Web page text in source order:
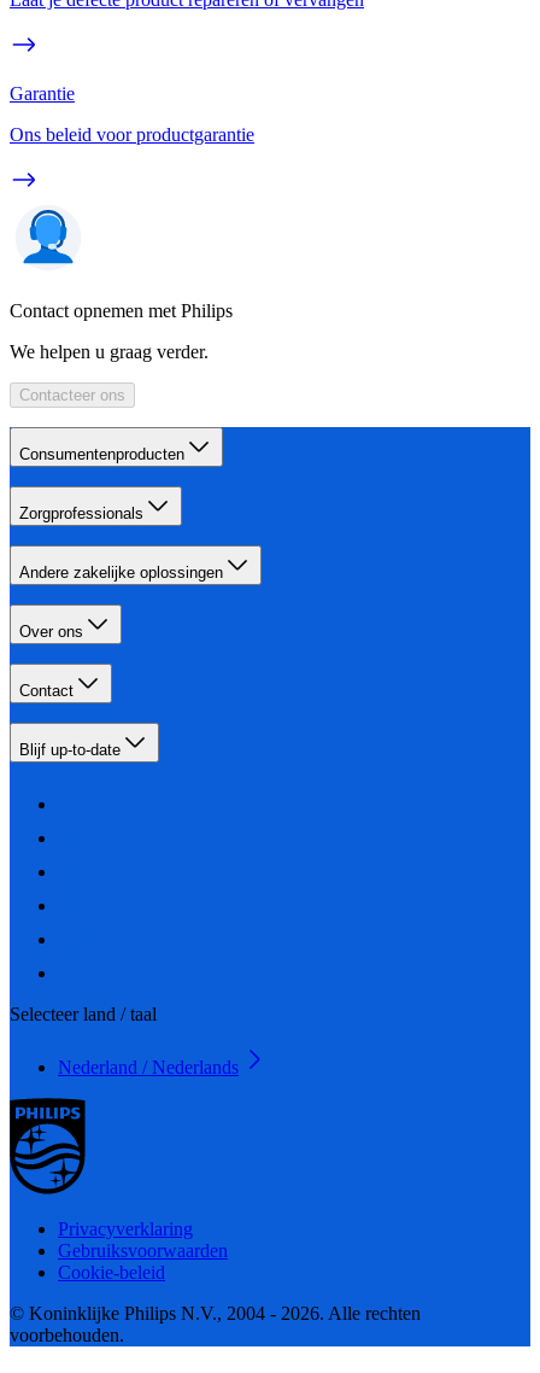
Garantie
Ons beleid voor productgarantie
Contact opnemen met Philips
We helpen u graag verder.
Contacteer ons
Consumentenproducten
Zorgprofessionals
Andere zakelijke oplossingen
Over ons
Contact
Blijf up-to-date
Selecteer land / taal
Nederland / Nederlands
Privacyverklaring
Gebruiksvoorwaarden
Cookie-beleid
© Koninklijke Philips N.V., 2004 - 2026. Alle rechten
voorbehouden.